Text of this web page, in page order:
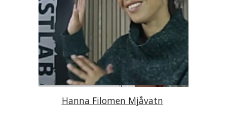
Hanna Filomen Mjåvatn